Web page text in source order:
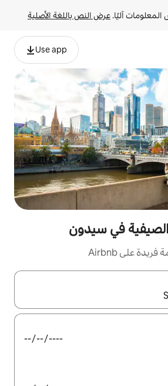
الأصلية
أو استكشف عن طريق اللمس أو السحب.